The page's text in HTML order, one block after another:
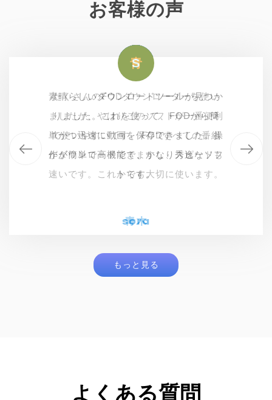
お客様の声
S
素晴らしいダウンロードツールが見つか
りました。これを使って、FODから簡
単かつ迅速に動画を保存できました。操
作が簡単で高機能で、かなり秀逸なソフ
トです。
sora
ハ
いつもFODで人気のドラマとバラエテ
ィを視聴します。このFODダウンロー
ダーはFODのすべての動画を高画質で
ダウンロードできます。最高です
わ！！！
ハラダ
青
たくさんのFODダウンローダーを使い
ましたが、やはりこのソフトが一番便利
で使いやすいです。 FODすべての番組
がダウンロードできますし、スピードも
速いです。これからも大切に使います。
青木
S
素晴らしいダウンロードツールが見つか
りました。これを使って、FODから簡
単かつ迅速に動画を保存できました。操
作が簡単で高機能で、かなり秀逸なソフ
トです。
sora
もっと見る
よくある質問